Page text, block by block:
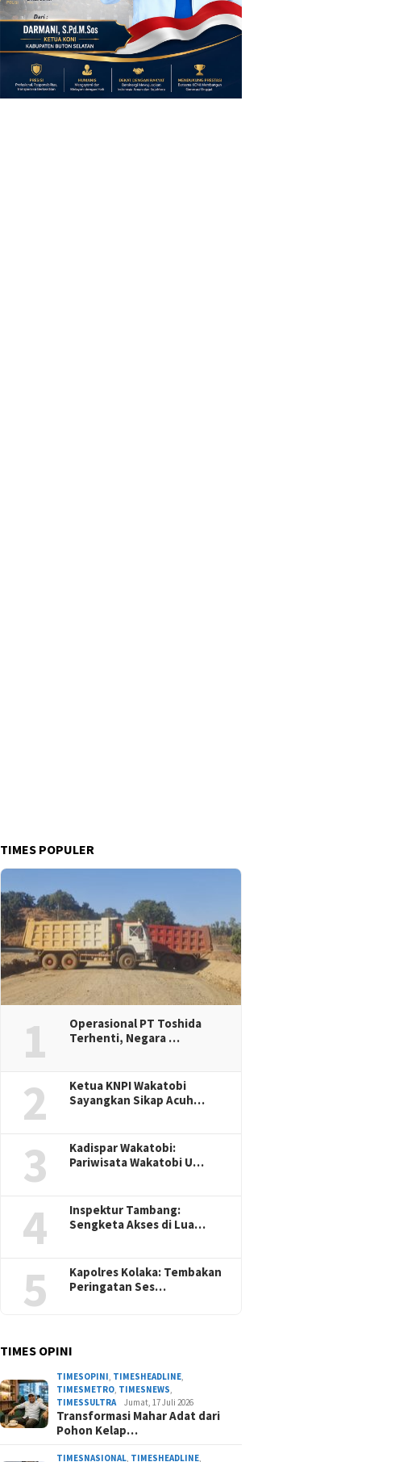
TIMES POPULER
1
Operasional PT Toshida
Terhenti, Negara …
2
Ketua KNPI Wakatobi
Sayangkan Sikap Acuh…
3
Kadispar Wakatobi:
Pariwisata Wakatobi U…
4
Inspektur Tambang:
Sengketa Akses di Lua…
5
Kapolres Kolaka: Tembakan
Peringatan Ses…
TIMES OPINI
TIMESOPINI, TIMESHEADLINE,
TIMESMETRO, TIMESNEWS,
TIMESSULTRA
Jumat, 17 Juli 2026
Transformasi Mahar Adat dari
Pohon Kelap…
TIMESNASIONAL, TIMESHEADLINE,